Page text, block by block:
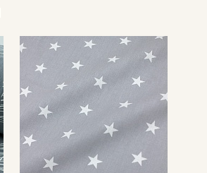
Ознакомлен(а) с
данных
Даю